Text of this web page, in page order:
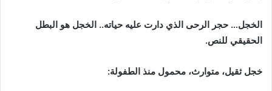
الخجل… حجر الرحى الذي دارت عليه حياته.. الخجل هو البطل
الحقيقي للنص.
خجل ثقيل، متوارث، محمول منذ الطفولة: